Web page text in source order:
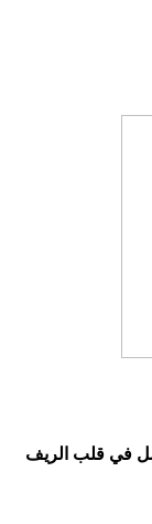
في قلب الريف